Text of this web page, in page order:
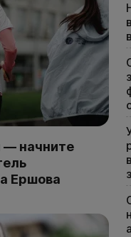
— начните
Ершова